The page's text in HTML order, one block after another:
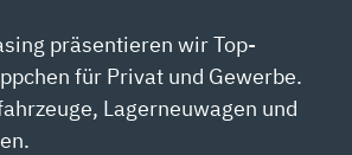
präsentieren wir Top-
für Privat und Gewerbe.
Lagerneuwagen und